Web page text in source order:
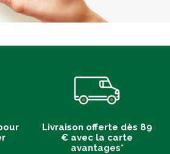
Livraison offerte dès 89
€ avec la carte
avantages*